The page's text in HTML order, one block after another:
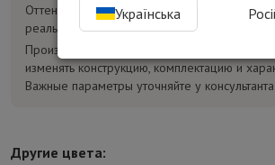
Оттенок товара на фотографиях может
реального.
Производитель может без
изменять конструкцию, комплектацию и
Важные параметры уточняйте у
Другие цвета:
Українська